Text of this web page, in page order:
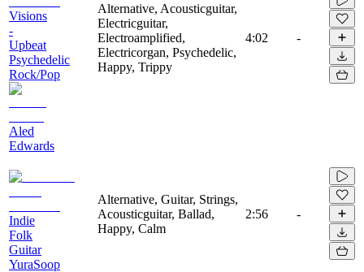
Visions
-
Upbeat
Psychedelic
Rock/Pop
Aled
Edwards
Alternative, Acousticguitar,
Electricguitar,
Electroamplified,
Electricorgan, Psychedelic,
Happy, Trippy
4:02 -
Indie
Folk
Guitar
YuraSoop
Alternative, Guitar, Strings,
Acousticguitar, Ballad,
Happy, Calm
2:56 -